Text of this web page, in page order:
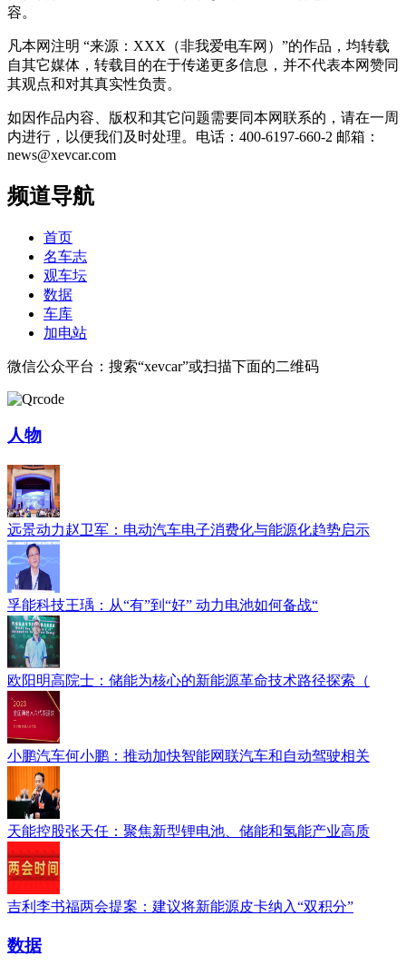
容。
凡本网注明 “来源：XXX（非我爱电车网）”的作品，均转载
自其它媒体，转载目的在于传递更多信息，并不代表本网赞同
其观点和对其真实性负责。
如因作品内容、版权和其它问题需要同本网联系的，请在一周
内进行，以便我们及时处理。电话：400-6197-660-2 邮箱：
news@xevcar.com
频道导航
首页
名车志
观车坛
数据
车库
加电站
微信公众平台：搜索“xevcar”或扫描下面的二维码
人物
远景动力赵卫军：电动汽车电子消费化与能源化趋势启示
孚能科技王瑀：从“有”到“好” 动力电池如何备战“
欧阳明高院士：储能为核心的新能源革命技术路径探索（
小鹏汽车何小鹏：推动加快智能网联汽车和自动驾驶相关
天能控股张天任：聚焦新型锂电池、储能和氢能产业高质
吉利李书福两会提案：建议将新能源皮卡纳入“双积分”
数据